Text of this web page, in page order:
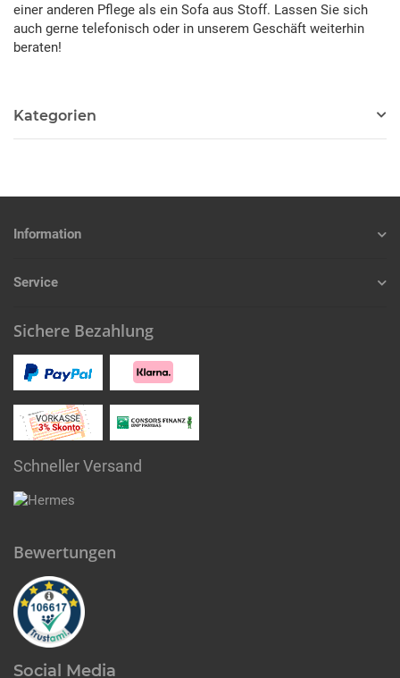
einer anderen Pflege als ein Sofa aus Stoff. Lassen Sie sich
auch gerne telefonisch oder in unserem Geschäft weiterhin
beraten!
Kategorien
Information
Service
Sichere Bezahlung
Schneller Versand
Bewertungen
Social Media